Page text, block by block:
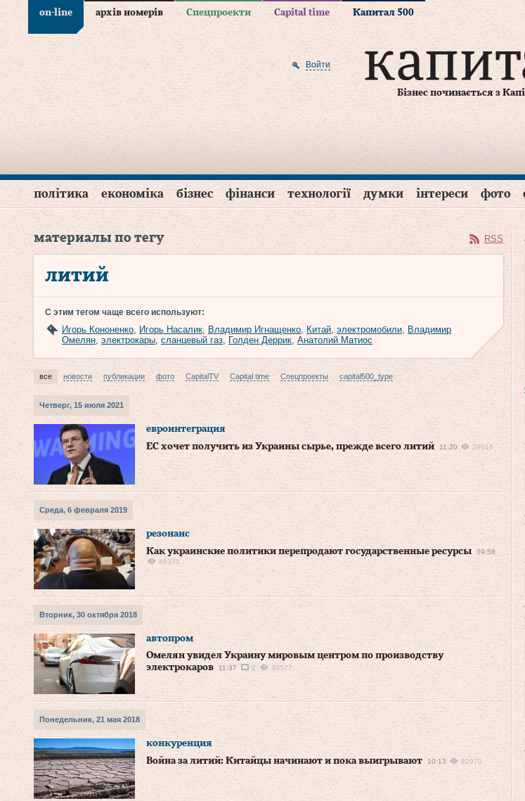
on-line архів номерів Спецпроекти Capital time Капитал 500
Бізнес починається з
Войти
політика економіка бізнес фінанси технології думки інтереси фото
материалы по тегу RSS
литий
С этим тегом чаще всего используют:
Игорь Кононенко, Игорь Насалик, Владимир Игнащенко, Китай, электромобили, Владимир
Омелян, электрокары, сланцевый газ, Голден Деррик, Анатолий Матиос
все новости публикации фото CapitalTV Capital time Спецпроекты capital500_type
Четверг, 15 июля 2021
евроинтеграция
ЕС хочет получить из Украины сырье, прежде всего литий
11:20 29016
Среда, 6 февраля 2019
резонанс
Как украинские политики перепродают государственные ресурсы
09:58
49375
Вторник, 30 октября 2018
автопром
Омелян увидел Украину мировым центром по производству
электрокаров
11:37 2 30577
Понедельник, 21 мая 2018
конкуренция
Война за литий: Китайцы начинают и пока выигрывают
10:13 82970